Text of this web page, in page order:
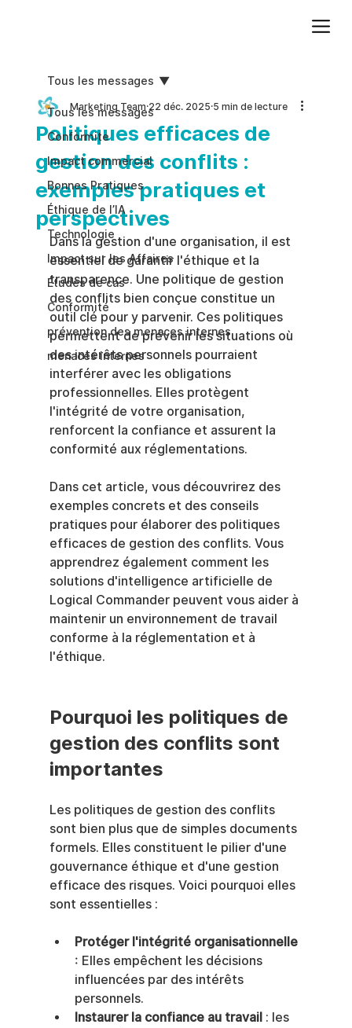
Tous les messages
Conformite
Impact commercial
Bonnes Pratiques
Éthique de l’IA
Technologie
Impact sur les Affaires
Études de cas
Conformité
prévention des menaces internes
menaces internes
Tous les messages
Politiques efficaces de
gestion des conflits :
exemples pratiques et
perspectives
Marketing Team 22 déc. 2025 5 min de lecture
Dans la gestion d'une organisation, il est
essentiel de garantir l'éthique et la
transparence. Une politique de gestion
des conflits bien conçue constitue un
outil clé pour y parvenir. Ces politiques
permettent de prévenir les situations où
des intérêts personnels pourraient
interférer avec les obligations
professionnelles. Elles protègent
l'intégrité de votre organisation,
renforcent la confiance et assurent la
conformité aux réglementations.
Dans cet article, vous découvrirez des
exemples concrets et des conseils
pratiques pour élaborer des politiques
efficaces de gestion des conflits. Vous
apprendrez également comment les
solutions d'intelligence artificielle de
Logical Commander peuvent vous aider à
maintenir un environnement de travail
conforme à la réglementation et à
l'éthique.
Pourquoi les politiques de
gestion des conflits sont
importantes
Les politiques de gestion des conflits
sont bien plus que de simples documents
formels. Elles constituent le pilier d'une
gouvernance éthique et d'une gestion
efficace des risques. Voici pourquoi elles
sont essentielles :
Protéger l'intégrité organisationnelle
: Elles empêchent les décisions
influencées par des intérêts
personnels.
Instaurer la confiance au travail : les